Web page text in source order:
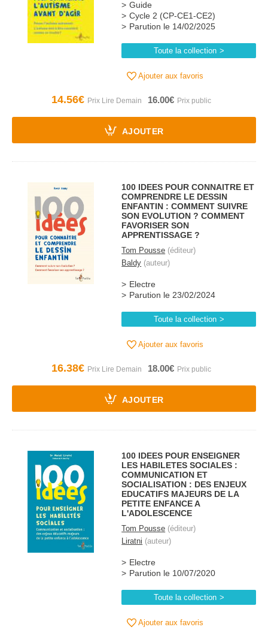
Guide
Cycle 2 (CP-CE1-CE2)
Parution le 14/02/2025
Toute la collection
Ajouter aux favoris
14.56€ 16.00€
AJOUTER
100 IDEES POUR CONNAITRE ET
COMPRENDRE LE DESSIN
ENFANTIN : COMMENT SUIVRE
SON EVOLUTION ? COMMENT
FAVORISER SON
APPRENTISSAGE ?
Tom Pousse (éditeur)
Baldy (auteur)
Electre
Parution le 23/02/2024
Toute la collection
Ajouter aux favoris
16.38€ 18.00€
AJOUTER
100 IDEES POUR ENSEIGNER
LES HABILETES SOCIALES :
COMMUNICATION ET
SOCIALISATION : DES ENJEUX
EDUCATIFS MAJEURS DE LA
PETITE ENFANCE A
L'ADOLESCENCE
Tom Pousse (éditeur)
Liratni (auteur)
Electre
Parution le 10/07/2020
Toute la collection
Ajouter aux favoris